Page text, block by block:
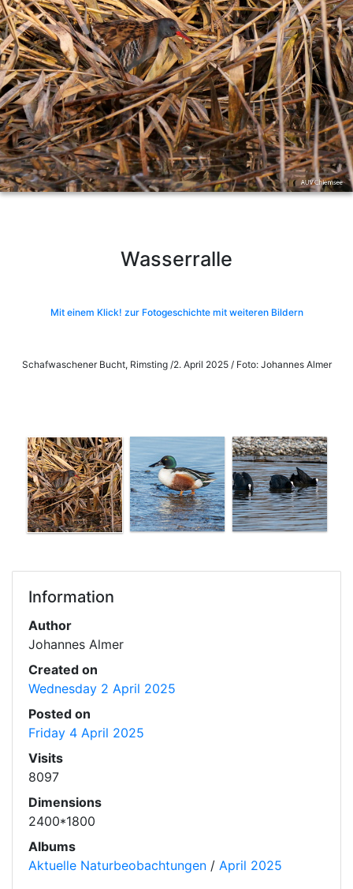
Wasserralle
Mit einem Klick! zur Fotogeschichte mit weiteren Bildern
Schafwaschener Bucht, Rimsting /2. April 2025 / Foto: Johannes Almer
Information
Author
Johannes Almer
Created on
Wednesday 2 April 2025
Posted on
Friday 4 April 2025
Visits
8097
Dimensions
2400*1800
Albums
Aktuelle Naturbeobachtungen / April 2025